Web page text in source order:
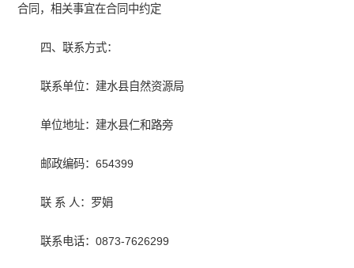
合同，相关事宜在合同中约定
四、联系方式：
联系单位：建水县自然资源局
单位地址：建水县仁和路旁
邮政编码：654399
联 系 人：罗娟
联系电话：0873-7626299